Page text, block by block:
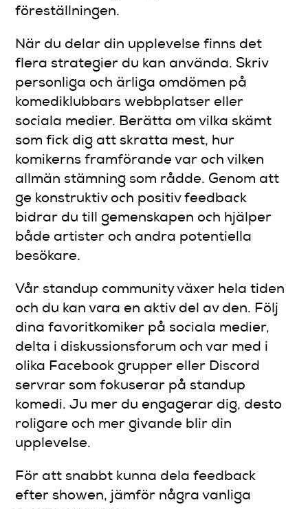
föreställningen.
När du delar din upplevelse finns det
flera strategier du kan använda. Skriv
personliga och ärliga omdömen på
komediklubbars webbplatser eller
sociala medier. Berätta om vilka skämt
som fick dig att skratta mest, hur
komikerns framförande var och vilken
allmän stämning som rådde. Genom att
ge konstruktiv och positiv feedback
bidrar du till gemenskapen och hjälper
både artister och andra potentiella
besökare.
Vår standup community växer hela tiden
och du kan vara en aktiv del av den. Följ
dina favoritkomiker på sociala medier,
delta i diskussionsforum och var med i
olika Facebook grupper eller Discord
servrar som fokuserar på standup
komedi. Ju mer du engagerar dig, desto
roligare och mer givande blir din
upplevelse.
För att snabbt kunna dela feedback
efter showen, jämför några vanliga